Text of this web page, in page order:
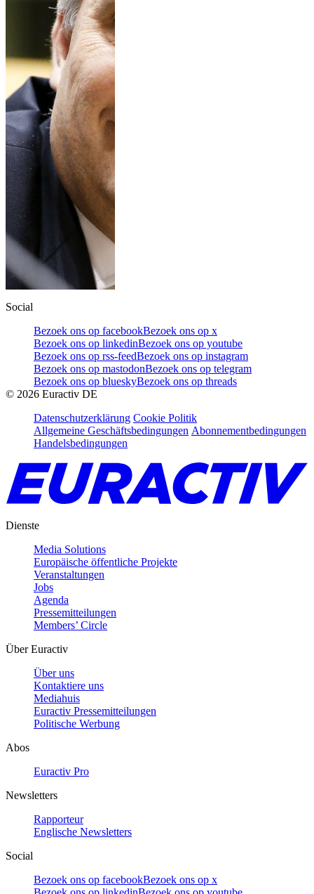
Social
Bezoek ons op facebookBezoek ons op x
Bezoek ons op linkedinBezoek ons op youtube
Bezoek ons op rss-feedBezoek ons op instagram
Bezoek ons op mastodonBezoek ons op telegram
Bezoek ons op blueskyBezoek ons op threads
© 2026 Euractiv DE
Datenschutzerklärung Cookie Politik
Allgemeine Geschäftsbedingungen Abonnementbedingungen
Handelsbedingungen
Dienste
Media Solutions
Europäische öffentliche Projekte
Veranstaltungen
Jobs
Agenda
Pressemitteilungen
Members’ Circle
Über Euractiv
Über uns
Kontaktiere uns
Mediahuis
Euractiv Pressemitteilungen
Politische Werbung
Abos
Euractiv Pro
Newsletters
Rapporteur
Englische Newsletters
Social
Bezoek ons op facebookBezoek ons op x